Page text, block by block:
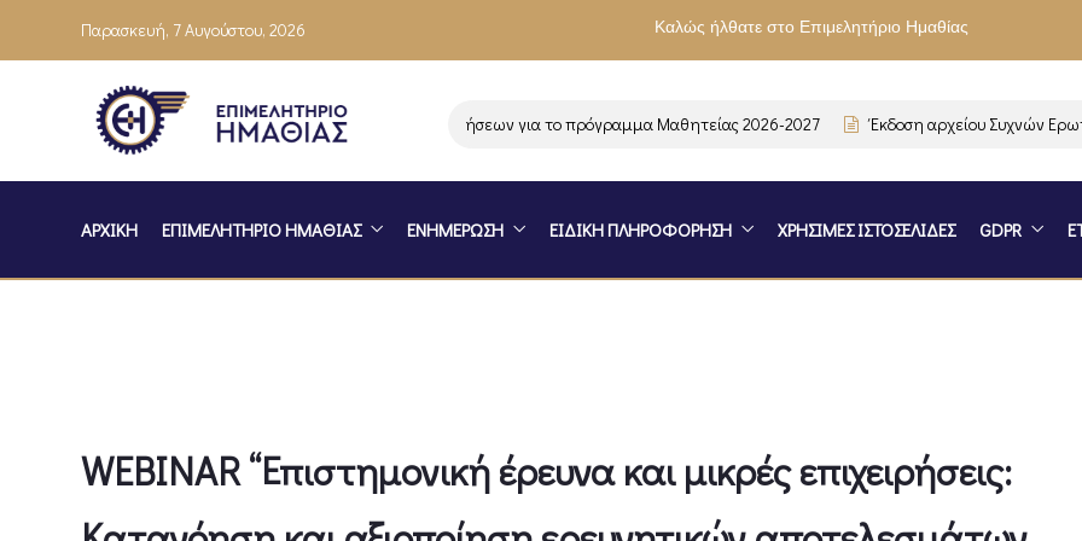
Παρασκευή, 7 Αυγούστου, 2026 Καλώς ήλθατε στο Επιμελητήριο Ημαθίας
Ενημέρωση επιχειρήσεων για το πρόγραμμα Μαθητείας 2026-2027 Έκδοση αρχείου Συχνών
ΑΡΧΙΚΗ ΕΠΙΜΕΛΗΤΗΡΙΟ ΗΜΑΘΙΑΣ ΕΝΗΜΕΡΩΣΗ ΕΙΔΙΚΗ ΠΛΗΡΟΦΟΡΗΣΗ ΧΡΗΣΙΜΕΣ ΙΣΤΟΣΕΛΙΔΕΣ GDPR
WEBINAR “Επιστημονική έρευνα και μικρές επιχειρήσεις: